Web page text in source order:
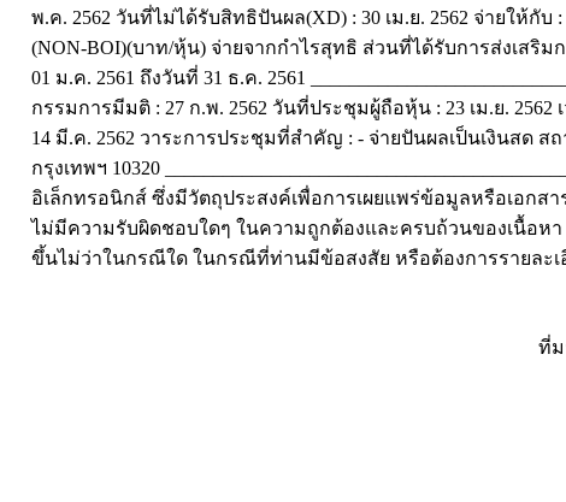
พ.ค. 2562 วันที่ไม่ได้รับสิทธิปันผล(XD) : 30 เม.ย. 2562 จ่ายให้
(NON-BOI)(บาท/หุ้น) จ่ายจากกำไรสุทธิ ส่วนที่ได้รับการส่งเสริม
01 ม.ค. 2561 ถึงวันที่ 31 ธ.ค. 2561
กรรมการมีมติ : 27 ก.พ. 2562 วันที่ประชุมผู้ถือหุ้น : 23 เม.ย. 2562
14 มี.ค. 2562 วาระการประชุมที่สำคัญ : - จ่ายปันผลเป็นเงินสด
กรุงเทพฯ 10320
อิเล็กทรอนิกส์ ซึ่งมีวัตถุประสงค์เพื่อการเผยแพร่ข้อมูลหรือเอก
ไม่มีความรับผิดชอบใดๆ ในความถูกต้องและครบถ้วนของเนื้อห
ขึ้นไม่ว่าในกรณีใด ในกรณีที่ท่านมีข้อสงสัย หรือต้องการรายละ
ที่ม